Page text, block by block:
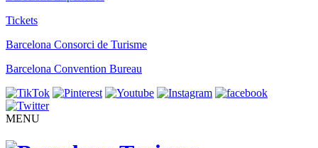
Tickets
Barcelona Consorci de Turisme
Barcelona Convention Bureau
MENU